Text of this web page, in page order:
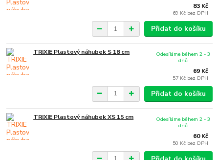
83 Kč
69 Kč bez DPH
Přidat do košíku
TRIXIE Plastový náhubek S 18 cm
69 Kč
57 Kč bez DPH
Odesíláme během 2 - 3
dnů
Přidat do košíku
TRIXIE Plastový náhubek XS 15 cm
60 Kč
50 Kč bez DPH
Odesíláme během 2 - 3
dnů